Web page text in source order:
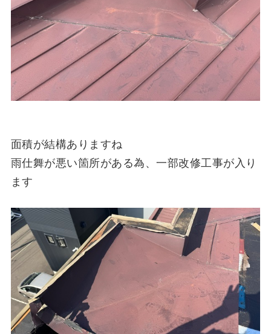
面積が結構ありますね
雨仕舞が悪い箇所がある為、一部改修工事が入り
ます